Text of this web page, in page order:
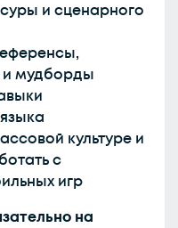
и сценарного
и мудборды
культуре и
с
игр
на